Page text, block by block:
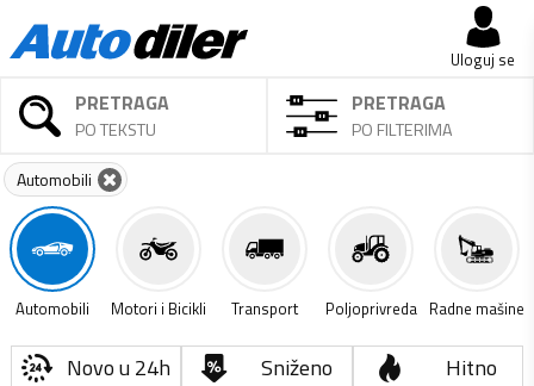
Uloguj se
PRETRAGA
PO TEKSTU
PRETRAGA
PO FILTERIMA
Automobili
Automobili Motori i Bicikli Transport Poljoprivreda Radne mašine
Novo u 24h Sniženo Hitno